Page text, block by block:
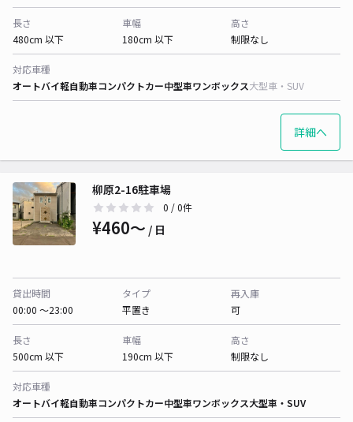
長さ
480cm 以下
車幅
180cm 以下
高さ
制限なし
対応車種
オートバイ軽自動車コンパクトカー中型車ワンボックス大型車・SUV
詳細へ
柳原2-16駐車場
0 / 0件
¥460〜 / 日
貸出時間
00:00 〜23:00
タイプ
平置き
再入庫
可
長さ
500cm 以下
車幅
190cm 以下
高さ
制限なし
対応車種
オートバイ軽自動車コンパクトカー中型車ワンボックス大型車・SUV